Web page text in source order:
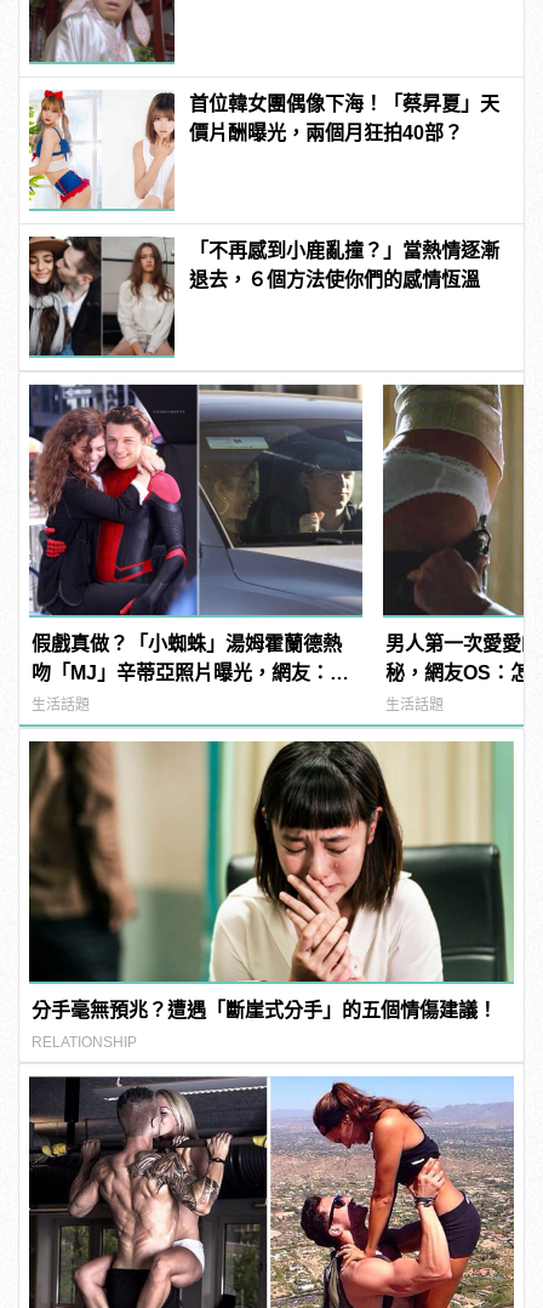
首位韓女團偶像下海！「蔡昇夏」天
價片酬曝光，兩個月狂拍40部？
「不再感到小鹿亂撞？」當熱情逐漸
退去，６個方法使你們的感情恆溫
假戲真做？「小蜘蛛」湯姆霍蘭德熱
吻「MJ」辛蒂亞照片曝光，網友：
《蜘蛛人》傳統 | manfashion這樣變
型男
生活話題
男人第一次愛愛
秘，網友OS：怎
多！？
生活話題
分手毫無預兆？遭遇「斷崖式分手」的五個情傷建議！
RELATIONSHIP